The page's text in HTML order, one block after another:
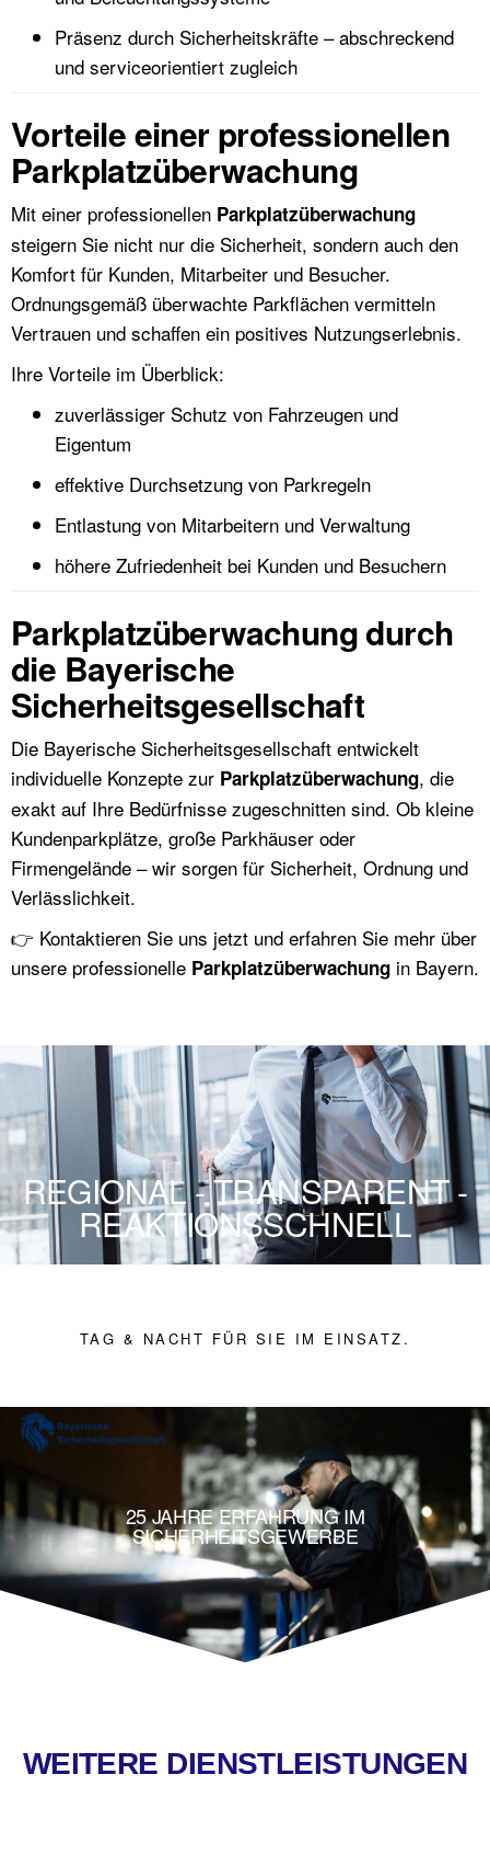
Präsenz durch Sicherheitskräfte – abschreckend
und serviceorientiert zugleich
Vorteile einer professionellen
Parkplatzüberwachung
Mit einer professionellen Parkplatzüberwachung
steigern Sie nicht nur die Sicherheit, sondern auch den
Komfort für Kunden, Mitarbeiter und Besucher.
Ordnungsgemäß überwachte Parkflächen vermitteln
Vertrauen und schaffen ein positives Nutzungserlebnis.
Ihre Vorteile im Überblick:
zuverlässiger Schutz von Fahrzeugen und
Eigentum
effektive Durchsetzung von Parkregeln
Entlastung von Mitarbeitern und Verwaltung
höhere Zufriedenheit bei Kunden und Besuchern
Parkplatzüberwachung durch
die Bayerische
Sicherheitsgesellschaft
Die Bayerische Sicherheitsgesellschaft entwickelt
individuelle Konzepte zur Parkplatzüberwachung, die
exakt auf Ihre Bedürfnisse zugeschnitten sind. Ob kleine
Kundenparkplätze, große Parkhäuser oder
Firmengelände – wir sorgen für Sicherheit, Ordnung und
Verlässlichkeit.
👉 Kontaktieren Sie uns jetzt und erfahren Sie mehr über
unsere professionelle Parkplatzüberwachung in Bayern.
REGIONAL - TRANSPARENT -
REAKTIONSSCHNELL
TAG & NACHT FÜR SIE IM EINSATZ.
25 JAHRE ERFAHRUNG IM
SICHERHEITSGEWERBE
WEITERE DIENSTLEISTUNGEN